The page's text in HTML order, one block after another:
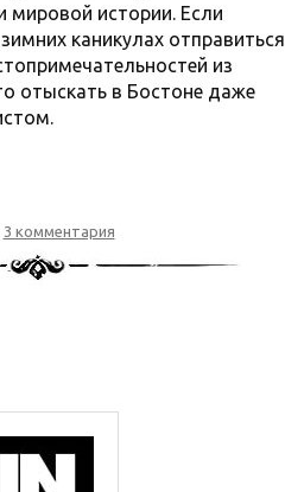
мировой истории. Если
каникулах отправиться
из
отыскать в Бостоне даже
3 комментария